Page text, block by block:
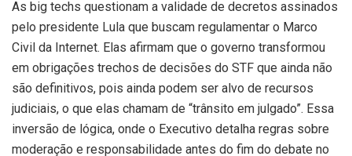
As big techs questionam a validade de decretos assinados
pelo presidente Lula que buscam regulamentar o Marco
Civil da Internet. Elas afirmam que o governo transformou
em obrigações trechos de decisões do STF que ainda não
são definitivos, pois ainda podem ser alvo de recursos
judiciais, o que elas chamam de “trânsito em julgado”. Essa
inversão de lógica, onde o Executivo detalha regras sobre
moderação e responsabilidade antes do fim do debate no